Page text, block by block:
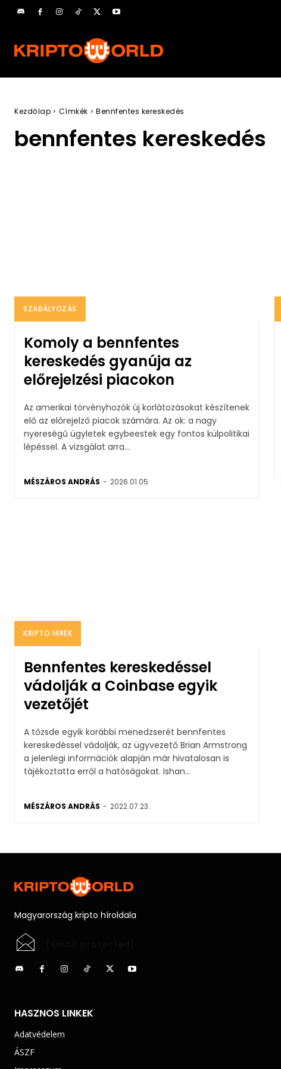
Kezdőlap Címkék Bennfentes kereskedés
bennfentes kereskedés
SZABÁLYOZÁS
Komoly a bennfentes
kereskedés gyanúja az
előrejelzési piacokon
Az amerikai törvényhozók új korlátozásokat készítenek
elő az előrejelző piacok számára. Az ok: a nagy
nyereségű ügyletek egybeestek egy fontos külpolitikai
lépéssel. A vizsgálat arra...
MÉSZÁROS ANDRÁS - 2026.01.05.
KRIPTO HÍREK
Bennfentes kereskedéssel
vádolják a Coinbase egyik
vezetőjét
A tőzsde egyik korábbi menedzserét bennfentes
kereskedéssel vádolják, az ügyvezető Brian Armstrong
a jelenlegi információk alapján már hivatalosan is
tájékoztatta erről a hatóságokat. Ishan...
MÉSZÁROS ANDRÁS - 2022.07.23.
Magyarország kripto híroldala
HASZNOS LINKEK
Adatvédelem
ÁSZF